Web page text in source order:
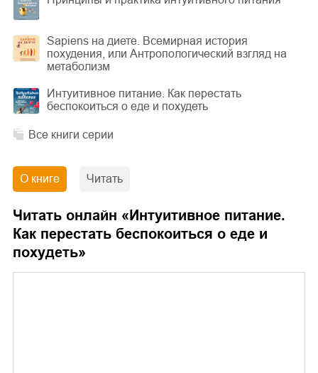
Sapiens на диете. Всемирная история
похудения, или Антропологический взгляд на
метаболизм
Интуитивное питание. Как перестать
беспокоиться о еде и похудеть
Все книги серии
О книге Читать
Читать онлайн «Интуитивное питание.
Как перестать беспокоиться о еде и
похудеть»